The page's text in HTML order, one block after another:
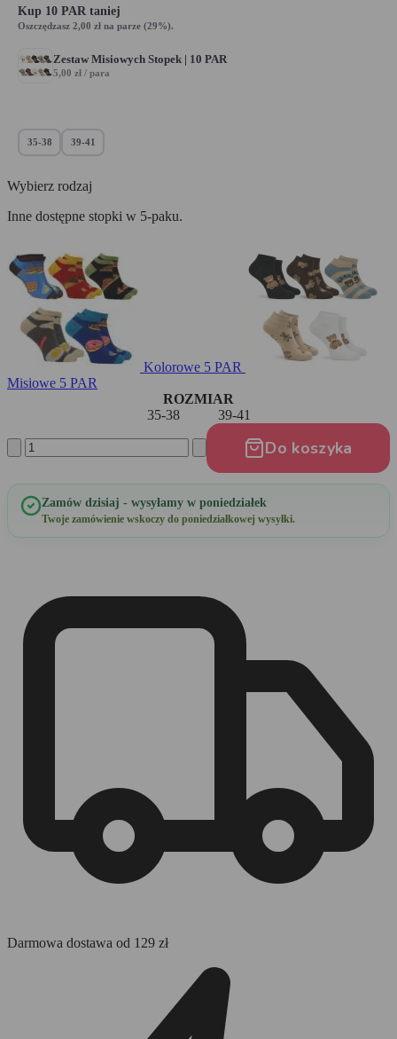
Kup 10 PAR taniej
Oszczędzasz 2,00 zł na parze (29%).
Zestaw Misiowych Stopek | 10 PAR
5,00 zł / para
35-38 39-41
Wybierz rodzaj
Inne dostępne stopki w 5-paku.
Kolorowe 5 PAR
Misiowe 5 PAR
ROZMIAR
35-38
39-41
Do koszyka
Zamów dzisiaj - wysyłamy w poniedziałek
Twoje zamówienie wskoczy do poniedziałkowej wysyłki.
Darmowa dostawa od 129 zł